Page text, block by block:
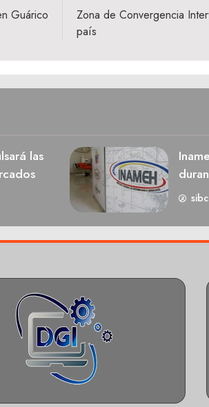
Guárico
Zona de Convergencia
país
las